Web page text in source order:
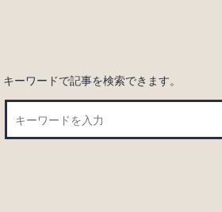
キーワードで記事を検索できます。